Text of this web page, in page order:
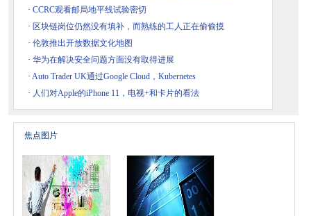
· CCRC观看邮局地平线试验密切
· 区块链岗位仍然没有填补，而熟练的工人正在偷偷摸
· 伦敦推出开放数据文化地图
· 华为在解决安全问题方面没有取得进展
· Auto Trader UK通过Google Cloud，Kubernetes
· 人们对Apple的iPhone 11，电视+和卡片的看法
焦点图片